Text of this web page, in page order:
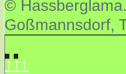
©
Goßmannsdorf,
↑↑↑